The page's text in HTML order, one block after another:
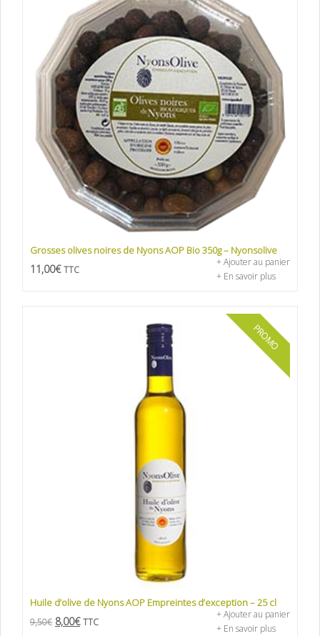
Grosses olives noires de Nyons AOP Bio 350g – Nyonsolive
11,00€ TTC
+ Ajouter au panier
+ En savoir plus
PROMO
Huile d’olive de Nyons AOP Empreintes d’exception – 25 cl
9,50€ 8,00€ TTC
+ Ajouter au panier
+ En savoir plus